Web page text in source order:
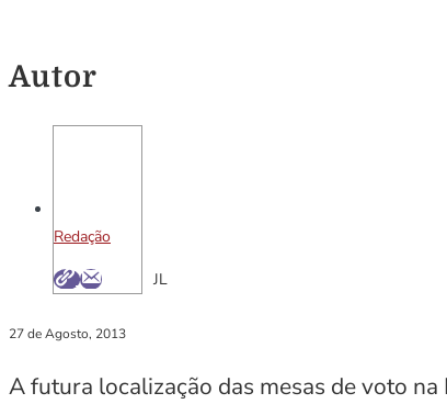
Autor
Redação
JL
27 de Agosto, 2013
A futura localização das mesas de voto